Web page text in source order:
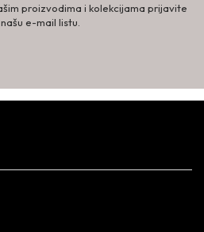
proizvodima i kolekcijama prijavite
e-mail listu.